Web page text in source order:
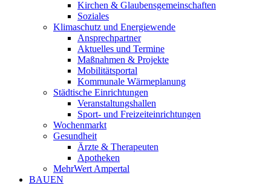
Kirchen & Glaubensgemeinschaften
Soziales
Klimaschutz und Energiewende
Ansprechpartner
Aktuelles und Termine
Maßnahmen & Projekte
Mobilitätsportal
Kommunale Wärmeplanung
Städtische Einrichtungen
Veranstaltungshallen
Sport- und Freizeiteinrichtungen
Wochenmarkt
Gesundheit
Ärzte & Therapeuten
Apotheken
MehrWert Ampertal
BAUEN